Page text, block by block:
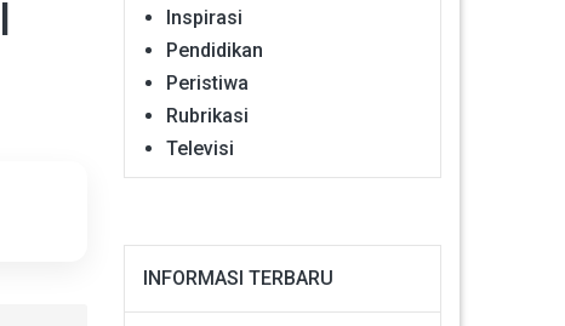
Inspirasi
Pendidikan
Peristiwa
Rubrikasi
Televisi
INFORMASI TERBARU